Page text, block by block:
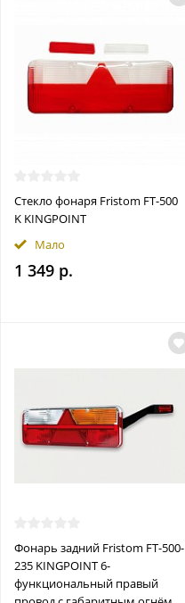
Стекло фонаря Fristom FT-500
K KINGPOINT
Мало
1 349 р.
Фонарь задний Fristom FT-500-
235 KINGPOINT 6-
функциональный правый